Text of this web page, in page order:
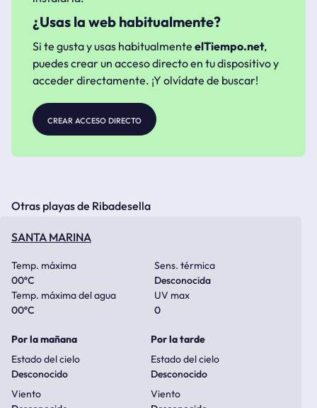
¿Usas la web habitualmente?
Si te gusta y usas habitualmente elTiempo.net,
puedes crear un acceso directo en tu dispositivo y
acceder directamente. ¡Y olvídate de buscar!
crear acceso directo
Otras playas de Ribadesella
SANTA MARINA
Temp. máxima
00ºC
Sens. térmica
Desconocida
Temp. máxima del agua
00ºC
UV max
0
Por la mañana
Estado del cielo
Desconocido
Viento
Por la tarde
Estado del cielo
Desconocido
Viento